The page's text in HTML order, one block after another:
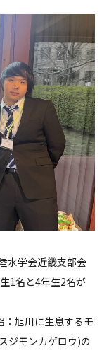
水学会近畿支部会
1名と4年生2名が
旭川に生息するモ
ジモンカゲロウ)の